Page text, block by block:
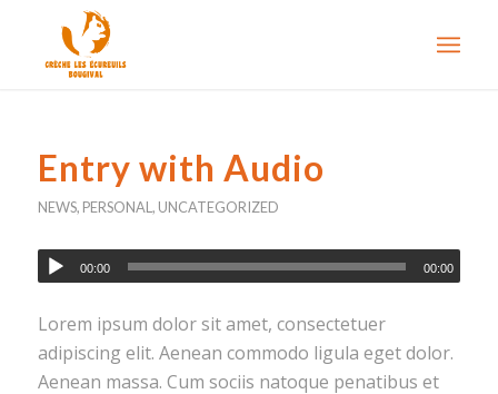
Entry with Audio
NEWS, PERSONAL , UNCATEGORIZED
00:00 00:00
Lorem ipsum dolor sit amet, consectetuer
adipiscing elit. Aenean commodo ligula eget dolor.
Aenean massa. Cum sociis natoque penatibus et